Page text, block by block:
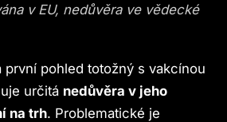
v EU, nedůvěra ve vědecké
první pohled totožný s vakcínou
určitá nedůvěra v jeho
na trh. Problematické je